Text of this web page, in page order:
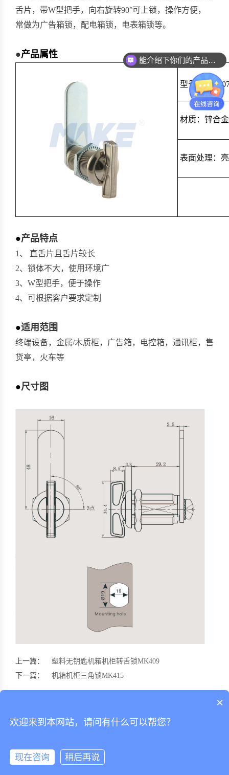
舌片，带W型把手，向右旋转90°可上锁，操作方便，
常做为广告箱锁，配电箱锁，电表箱锁等。
●产品属性
型号：
材质：锌合金
表面处理：
●产品特点
1、 直舌片且舌片较长
2、锁体不大，使用环境广
3、W型把手，便于操作
4、可根据客户要求定制
●适用范围
终端设备，金属/木质柜，广告箱，电控箱，通讯柜，售
货亭，火车等
●尺寸图
上一篇：
塑料无钥匙机箱机柜转舌锁MK409
下一篇：
机箱机柜三角锁MK415
能介绍下你们的产品么？
×
欢迎来到本网站，请问有什么可以帮您？
现在咨询 稍后再说